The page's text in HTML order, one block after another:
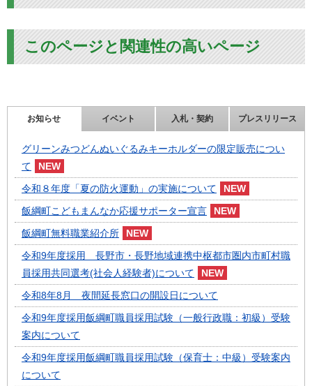
このページと関連性の高いページ
お知らせ イベント 入札・契約 プレスリリース
グリーンみつどんぬいぐるみキーホルダーの限定販売につい
て
令和８年度「夏の防火運動」の実施について
飯綱町こどもまんなか応援サポーター宣言
飯綱町無料職業紹介所
令和9年度採用 長野市・長野地域連携中枢都市圏内市町村職
員採用共同選考(社会人経験者)について
令和8年8月 夜間延長窓口の開設日について
令和9年度採用飯綱町職員採用試験（一般行政職：初級）受験
案内について
令和9年度採用飯綱町職員採用試験（保育士：中級）受験案内
について